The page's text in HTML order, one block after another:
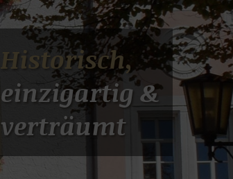
Historisch,
einzigartig &
verträumt